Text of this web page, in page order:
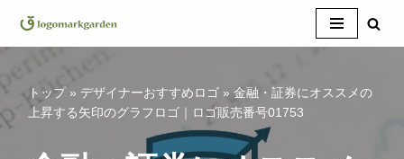
コ
テ
ン
トップ» デザイナーおすすめロゴ » 金融・証券にオススメの
上昇する矢印のグラフロゴ｜ロゴ販売番号01753